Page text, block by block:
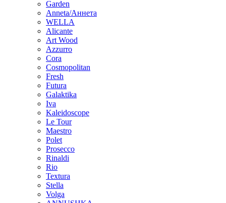
Garden
Anneta/Аннета
WELLA
Alicante
Art Wood
Azzurro
Cora
Cosmopolitan
Fresh
Futura
Galaktika
Iva
Kaleidoscope
Le Tour
Maestro
Polet
Prosecco
Rinaldi
Rio
Textura
Stella
Volga